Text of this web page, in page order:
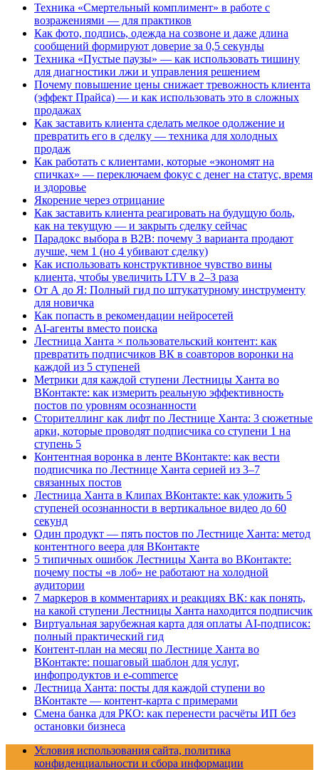
Техника «Смертельный комплимент» в работе с
возражениями — для практиков
Как фото, подпись, одежда на созвоне и даже длина
сообщений формируют доверие за 0,5 секунды
Техника «Пустые паузы» — как использовать тишину
для диагностики лжи и управления решением
Почему повышение цены снижает тревожность клиента
(эффект Прайса) — и как использовать это в сложных
продажах
Как заставить клиента сделать мелкое одолжение и
превратить его в сделку — техника для холодных
продаж
Как работать с клиентами, которые «экономят на
спичках» — переключаем фокус с денег на статус, время
и здоровье
Якорение через отрицание
Как заставить клиента реагировать на будущую боль,
как на текущую — и закрыть сделку сейчас
Парадокс выбора в B2B: почему 3 варианта продают
лучше, чем 1 (но 4 убивают сделку)
Как использовать конструктивное чувство вины
клиента, чтобы увеличить LTV в 2–3 раза
От А до Я: Полный гид по штукатурному инструменту
для новичка
Как попасть в рекомендации нейросетей
AI-агенты вместо поиска
Лестница Ханта × пользовательский контент: как
превратить подписчиков ВК в соавторов воронки на
каждой из 5 ступеней
Метрики для каждой ступени Лестницы Ханта во
ВКонтакте: как измерить реальную эффективность
постов по уровням осознанности
Сторителлинг как лифт по Лестнице Ханта: 3 сюжетные
арки, которые проводят подписчика со ступени 1 на
ступень 5
Контентная воронка в ленте ВКонтакте: как вести
подписчика по Лестнице Ханта серией из 3–7
связанных постов
Лестница Ханта в Клипах ВКонтакте: как уложить 5
ступеней осознанности в вертикальное видео до 60
секунд
Один продукт — пять постов по Лестнице Ханта: метод
контентного веера для ВКонтакте
5 типичных ошибок Лестницы Ханта во ВКонтакте:
почему посты «в лоб» не работают на холодной
аудитории
7 маркеров в комментариях и реакциях ВК: как понять,
на какой ступени Лестницы Ханта находится подписчик
Виртуальная зарубежная карта для оплаты AI-подписок:
полный практический гид
Контент-план на месяц по Лестнице Ханта во
ВКонтакте: пошаговый шаблон для услуг,
инфопродуктов и e-commerce
Лестница Ханта: посты для каждой ступени во
ВКонтакте — контент-карта с примерами
Смена банка для РКО: как перенести расчёты ИП без
остановки бизнеса
Условия использования сайта, политика
конфиденциальности и сбора информации